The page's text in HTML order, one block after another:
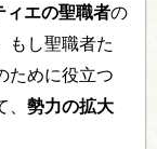
ィエの聖職者の
もし聖職者た
ために役立つ
、勢力の拡大